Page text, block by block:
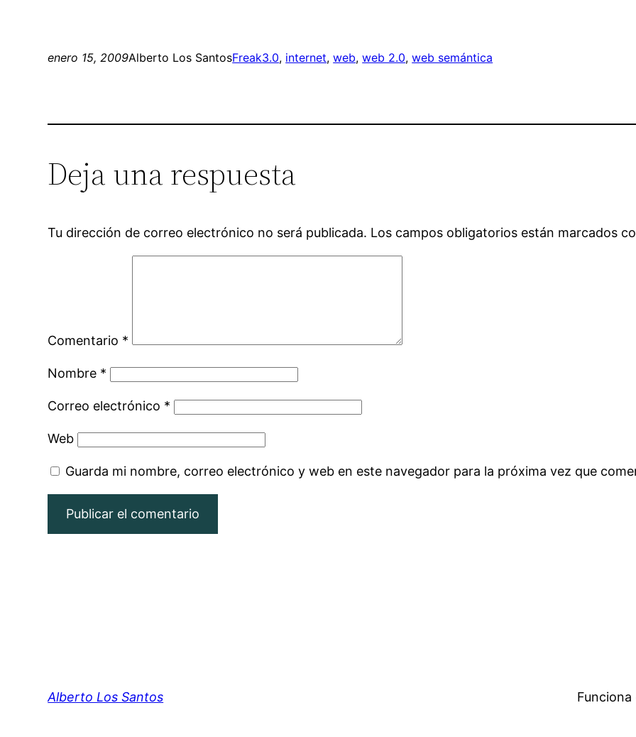
enero 15, 2009Alberto Los SantosFreak3.0, internet, web, web 2.0, web semántica
Deja una respuesta
Tu dirección de correo electrónico no será publicada. Los campos obligatorios están marcados
Comentario *
Nombre *
Correo electrónico *
Web
Guarda mi nombre, correo electrónico y web en este navegador para la próxima vez que
Alberto Los Santos